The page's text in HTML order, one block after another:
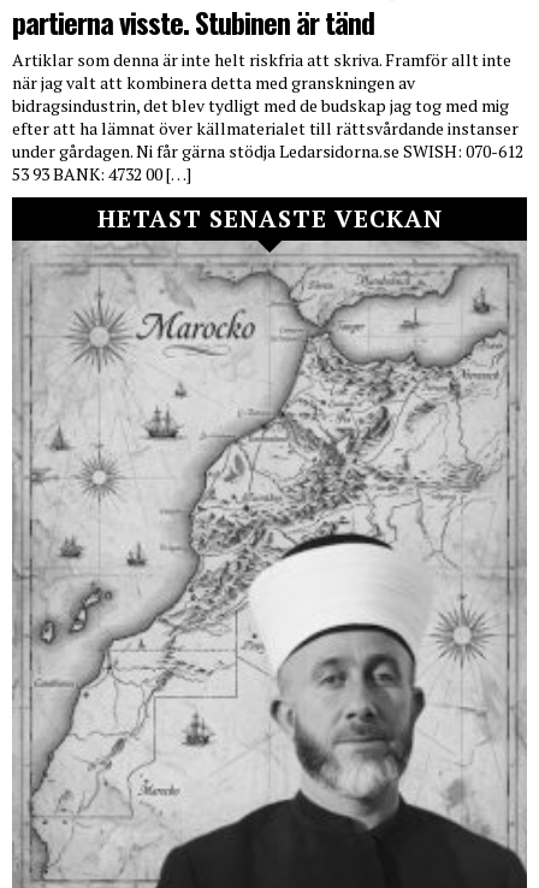
partierna visste. Stubinen är tänd
Artiklar som denna är inte helt riskfria att skriva. Framför allt inte
när jag valt att kombinera detta med granskningen av
bidragsindustrin, det blev tydligt med de budskap jag tog med mig
efter att ha lämnat över källmaterialet till rättsvårdande instanser
under gårdagen. Ni får gärna stödja Ledarsidorna.se SWISH: 070-612
53 93 BANK: 4732 00 […]
HETAST SENASTE VECKAN